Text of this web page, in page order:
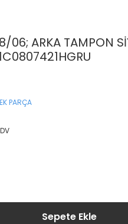
06; ARKA TAMPON
PARÇA
Sepete Ekle